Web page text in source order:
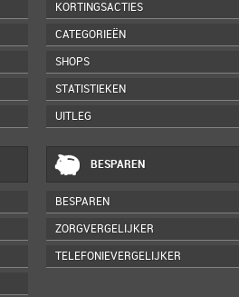
KORTINGSACTIES
CATEGORIEËN
SHOPS
STATISTIEKEN
UITLEG
BESPAREN
BESPAREN
ZORGVERGELIJKER
TELEFONIEVERGELIJKER